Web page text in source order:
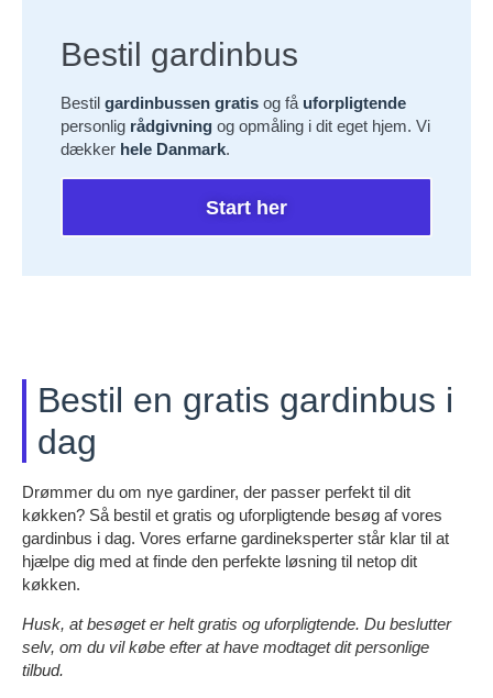
Bestil gardinbus
Bestil gardinbussen gratis og få uforpligtende
personlig rådgivning og opmåling i dit eget hjem. Vi
dækker hele Danmark.
Start her
Bestil en gratis gardinbus i
dag
Drømmer du om nye gardiner, der passer perfekt til dit
køkken? Så bestil et gratis og uforpligtende besøg af vores
gardinbus i dag. Vores erfarne gardineksperter står klar til at
hjælpe dig med at finde den perfekte løsning til netop dit
køkken.
Husk, at besøget er helt gratis og uforpligtende. Du beslutter
selv, om du vil købe efter at have modtaget dit personlige
tilbud.